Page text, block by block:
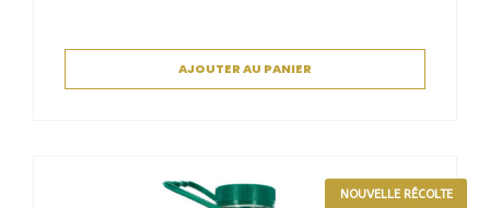
AJOUTER AU PANIER
NOUVELLE RÉCOLTE